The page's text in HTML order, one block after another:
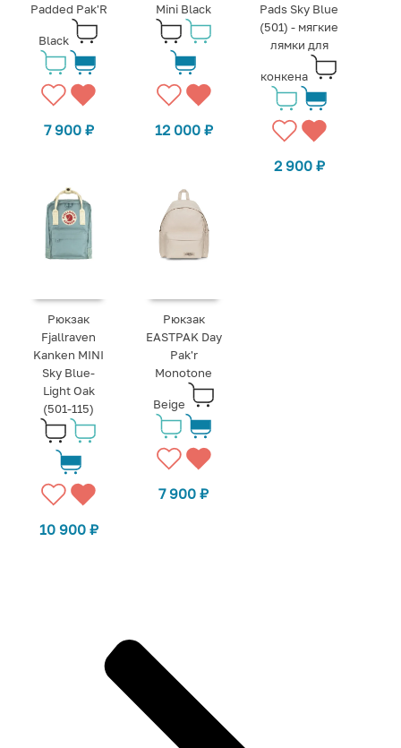
Padded Pak'R
Black
7 900 ₽
Mini Black
12 000 ₽
Pads Sky Blue
(501) - мягкие
лямки для
конкена
2 900 ₽
Рюкзак
Fjallraven
Kanken MINI
Sky Blue-
Light Oak
(501-115)
10 900 ₽
Рюкзак
EASTPAK Day
Pak'r
Monotone
Beige
7 900₽